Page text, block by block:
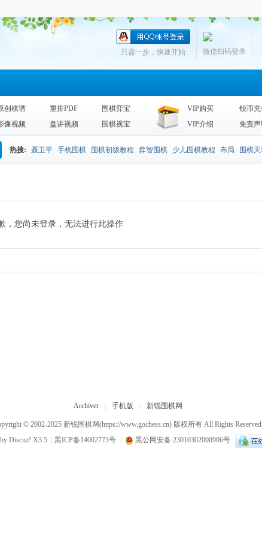
微信扫码登录
只需一步，快速开始
创棋谱 重排PDF
围棋弈宝
像视频
盘讲视频 围棋视宝
VIP购买
锐币
VIP介绍
免责
热搜: 聂卫平 手机围棋 围棋初级教程 弈智围棋 少儿围棋教程 布局 围棋
，您尚未登录，无法进行此操作
Archiver 手机版 新锐围棋网
© 2002-2025 新锐围棋网(https://www.gochess.cn) 版权所有 All Rights
Discuz! X3.5 黑ICP备14002773号 黑公网安备 23010302000906号